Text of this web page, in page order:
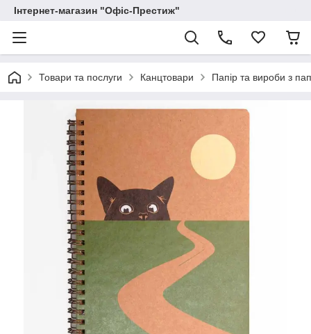
Інтернет-магазин "Офіс-Престиж"
Товари та послуги Канцтовари Папір та вироби з